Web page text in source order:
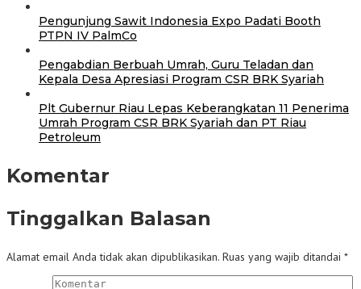
Pengunjung Sawit Indonesia Expo Padati Booth
PTPN IV PalmCo
Pengabdian Berbuah Umrah, Guru Teladan dan
Kepala Desa Apresiasi Program CSR BRK Syariah
Plt Gubernur Riau Lepas Keberangkatan 11 Penerima
Umrah Program CSR BRK Syariah dan PT Riau
Petroleum
Komentar
Tinggalkan Balasan
Alamat email Anda tidak akan dipublikasikan. Ruas yang wajib ditandai *